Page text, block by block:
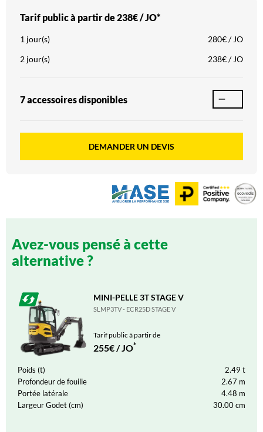
Tarif public à partir de238€ / JO*
1 jour(s)
280€ / JO
2 jour(s)
238€ / JO
7 accessoiresdisponibles
DEMANDER UN DEVIS
Avez-vous pensé à cette
alternative ?
MINI-PELLE 3T STAGE V
SLMP3TV - ECR25D STAGE V
Tarif public à partir de
255€ / JO*
Poids (t) 2.49 t
Profondeur de fouille
2.67 m
Portée latérale
4.48 m
Largeur Godet (cm)
30.00cm